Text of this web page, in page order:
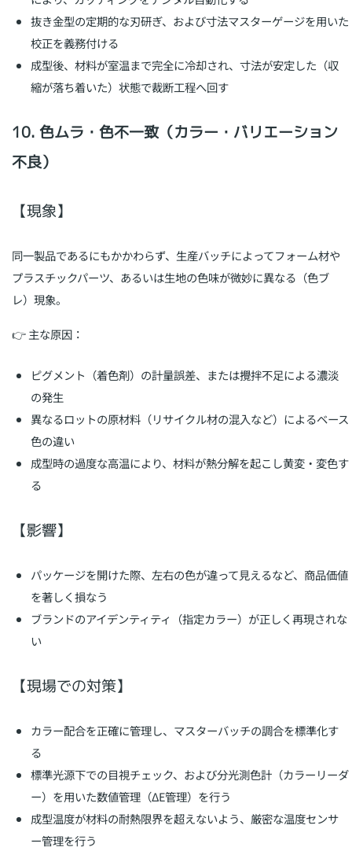
抜き金型の定期的な刃研ぎ、および寸法マスターゲージを用いた
校正を義務付ける
成型後、材料が室温まで完全に冷却され、寸法が安定した（収
縮が落ち着いた）状態で裁断工程へ回す
10. 色ムラ・色不一致（カラー・バリエーション
不良）
【現象】
同一製品であるにもかかわらず、生産バッチによってフォーム材や
プラスチックパーツ、あるいは生地の色味が微妙に異なる（色ブ
レ）現象。
👉 主な原因：
ピグメント（着色剤）の計量誤差、または攪拌不足による濃淡
の発生
異なるロットの原材料（リサイクル材の混入など）によるベース
色の違い
成型時の過度な高温により、材料が熱分解を起こし黄変・変色す
る
【影響】
パッケージを開けた際、左右の色が違って見えるなど、商品価値
を著しく損なう
ブランドのアイデンティティ（指定カラー）が正しく再現されな
い
【現場での対策】
カラー配合を正確に管理し、マスターバッチの調合を標準化す
る
標準光源下での目視チェック、および分光測色計（カラーリーダ
ー）を用いた数値管理（ΔE管理）を行う
成型温度が材料の耐熱限界を超えないよう、厳密な温度センサ
ー管理を行う